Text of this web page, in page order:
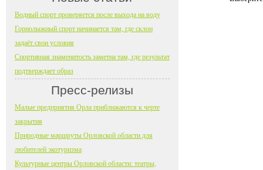
Водный спорт проверяется после выхода на воду
Горнолыжный спорт начинается там, где склон
задаёт свои условия
Спортивная знаменитость заметна там, где результат
подтверждает образ
Пресс-релизы
Малые предприятия Орла приближаются к черте
закрытия
Природные маршруты Орловской области для
любителей экотуризма
Культурные центры Орловской области: театры,